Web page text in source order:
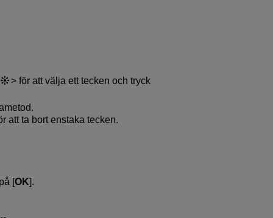
för att välja ett tecken och tryck
att ta bort enstaka tecken.
[OK].